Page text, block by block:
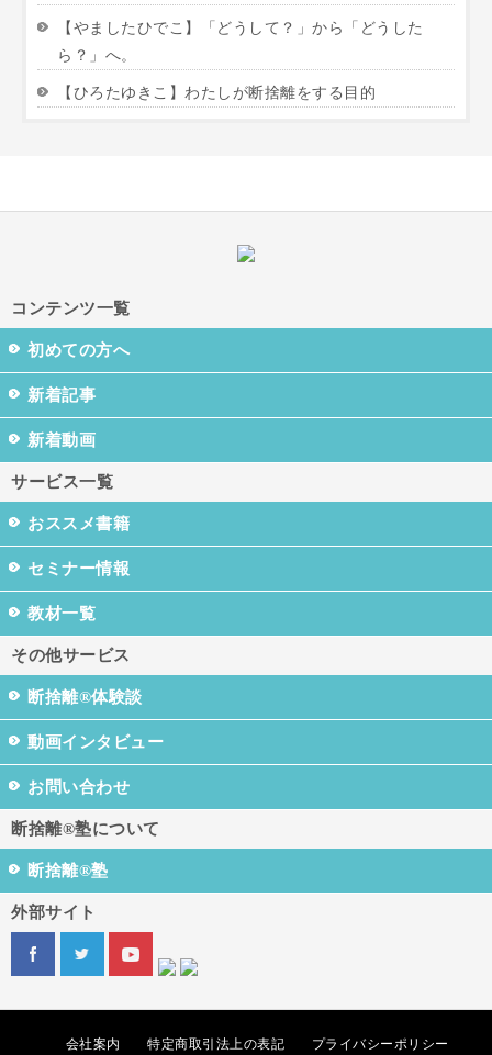
【やましたひでこ】「どうして？」から「どうした
ら？」へ。
【ひろたゆきこ】わたしが断捨離をする目的
コンテンツ一覧
初めての方へ
新着記事
新着動画
サービス一覧
おススメ書籍
セミナー情報
教材一覧
その他サービス
断捨離®体験談
動画インタビュー
お問い合わせ
断捨離®塾について
断捨離®塾
外部サイト
会社案内 特定商取引法上の表記 プライバシーポリシー